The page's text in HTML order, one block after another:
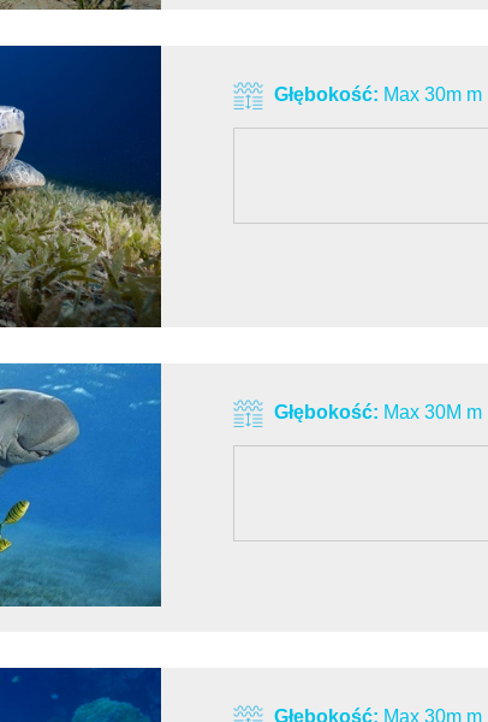
Głębokość: Max 30m m
Głębokość: Max 30M m
Głębokość: Max 30m m